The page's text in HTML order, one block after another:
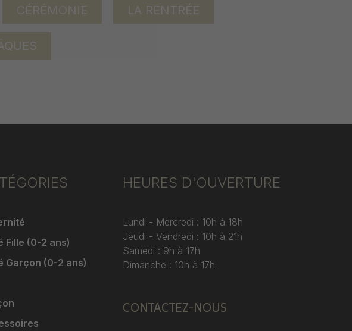
CÉRÉMONIE LA RENTRÉE
Fille (0-2 ans)
Garçon (0-2 ans)
HEURES D'OUVERTURE
Lundi - Mercredi : 10h à 18h
Jeudi - Vendredi : 10h à 21h
Samedi : 9h à 17h
Dimanche : 10h à 17h
CONTACTEZ-NOUS